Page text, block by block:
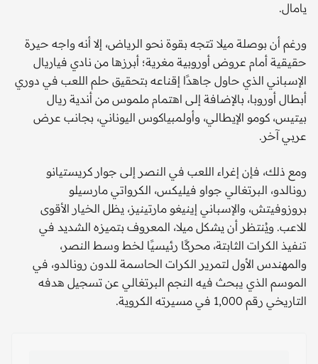
يامال.
ورغم أن بوصلة ميلا تتجه بقوة نحو الرياض، إلا أنه واجه حيرة
حقيقية أمام عروض أوروبية مغرية؛ أبرزها من نادي فياريال
الإسباني الذي حاول جاهدًا إقناعه بتحقيق حلم اللعب في دوري
أبطال أوروبا، بالإضافة إلى اهتمام ملموس من أندية ريال
بيتيس، كومو الإيطالي، وأولمبياكوس اليوناني، بجانب عرض
عربي آخر.
ومع ذلك، فإن إغراء اللعب في النصر إلى جوار كريستيانو
رونالدو، البرتغالي جواو فيليكس، الكرواتي مارسيلو
بروزوفيتش، والإسباني إينيغو مارتينيز، يظل الخيار الأقوى
للاعب. ويُنتظر أن يشكل ميلا، المعروف بتميزه الشديد في
تنفيذ الكرات الثابتة، محركًا رئيسيًا لخط وسط النصر،
والمهندس الأول لتمرير الكرات الحاسمة للدون رونالدو، في
الموسم الذي يبحث فيه النجم البرتغالي عن تسجيل هدفه
التاريخي رقم 1,000 في مسيرته الكروية.